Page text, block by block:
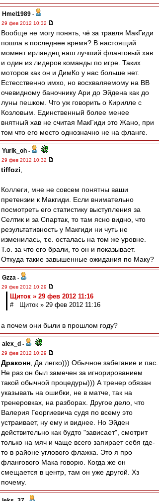
Hmel1989 -
29 фев 2012 10:32
Вообще не могу понять, чё за травля МакГиди
пошла в последнее время? В настоящий
момент ирландец наш лучший фланговый хав
и один из лидеров команды по игре. Таких
моторов как он и ДимКо у нас больше нет.
Естесственно имхо, но восхваляемому на ВВ
очевидному баночнику Ари до Эйдена как до
луны пешком. Что уж говорить о Кирилле с
Козловым. Единственный более менее
внятный хав не считая МакГиди это Жано, при
том что его место однозначно не на фланге.
Yurik_oh -
29 фев 2012 10:32
tiffozi
Коллеги, мне не совсем понятны ваши
претензии к Макгиди. Если внимательно
посмотреть его статистику выступления за
Селтик и за Спартак, то там ясно видно, что
результативность у Макгиди ни чуть не
изменилась, т.е. осталась на том же уровне.
Т.о. за что его брали, то он и показывает.
Откуда такие завышенные ожидания по Маку?
Gzza -
29 фев 2012 10:29
Щиток » 29 фев 2012 11:16
# Щиток » 29 фев 2012 11:16
а почем они были в прошлом году?
alex_d -
29 фев 2012 10:29
Драконн , Да легко))) Обычное забегание и пас.
Не раз он был замечен за игнорированием
такой обычной процедуры))) А тренер обязан
указывать на ошибки, не в матче, так на
тренеровках, на разборах. Другое дело, что
Валерия Георгиевича судя по всему это
устраивает, ну ему и виднее. Но Эйден
действительно как будто "зависает", смотрит
только на мяч и чаще всего запирает себя где-
то в районе углового флажка. Это я про
флангового Мака говорю. Когда же он
смещается в центр, там он уже другой. Хз
почему.